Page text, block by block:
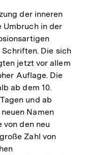
der inneren
Umbruch in der
Die sich
jetzt vor allem
Auflage. Die
ab dem 10.
und ab
Namen
von den neu
Zahl von